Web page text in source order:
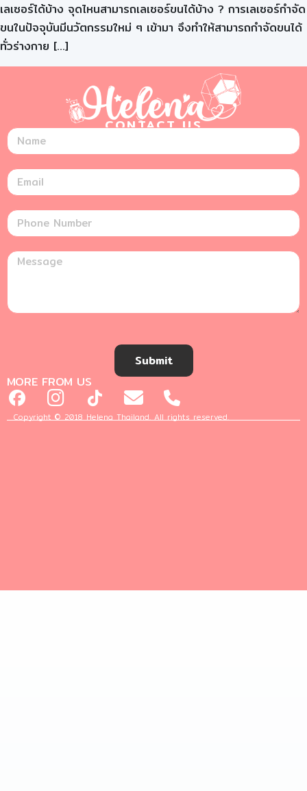
เลเซอร์ได้บ้าง จุดไหนสามารถเลเซอร์ขนได้บ้าง ? การเลเซอร์กำจัด
ขนในปัจจุบันมีนวัตกรรมใหม่ ๆ เข้ามา จึงทำให้สามารถกำจัดขนได้
ทั่วร่างกาย […]
CONTACT US
Submit
MORE FROM US
Copyright © 2018 Helena Thailand. All rights reserved.